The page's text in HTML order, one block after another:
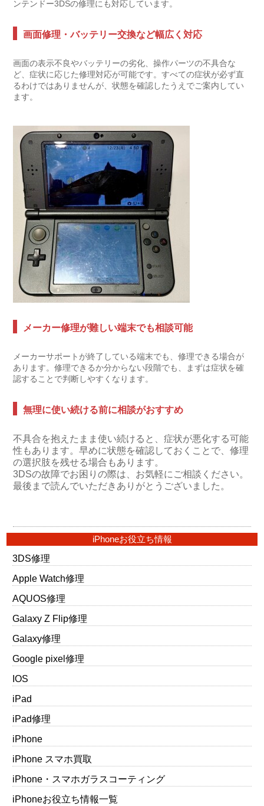
ンテンドー3DSの修理にも対応しています。
画面修理・バッテリー交換など幅広く対応
画面の表示不良やバッテリーの劣化、操作パーツの不具合な
ど、症状に応じた修理対応が可能です。すべての症状が必ず直
るわけではありませんが、状態を確認したうえでご案内してい
ます。
メーカー修理が難しい端末でも相談可能
メーカーサポートが終了している端末でも、修理できる場合が
あります。修理できるか分からない段階でも、まずは症状を確
認することで判断しやすくなります。
無理に使い続ける前に相談がおすすめ
不具合を抱えたまま使い続けると、症状が悪化する可能
性もあります。早めに状態を確認しておくことで、修理
の選択肢を残せる場合もあります。
3DSの故障でお困りの際は、お気軽にご相談ください。
最後まで読んでいただきありがとうございました。
iPhoneお役立ち情報
3DS修理
Apple Watch修理
AQUOS修理
Galaxy Z Flip修理
Galaxy修理
Google pixel修理
IOS
iPad
iPad修理
iPhone
iPhone スマホ買取
iPhone・スマホガラスコーティング
iPhoneお役立ち情報一覧